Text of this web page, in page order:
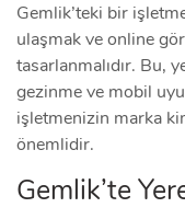
Gemlik’teki bir
ulaşmak ve online
tasarlanmalıdır. Bu,
gezinme ve mobil
işletmenizin marka
önemlidir.
Gemlik’te